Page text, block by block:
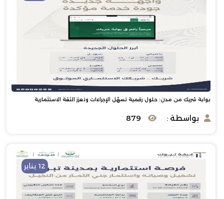
بوابة شريك من مدن: حلول رقمية تسهّل الإجراءات وتعزز الثقة الاستثمارية
بواسطة : 879
12 يناير